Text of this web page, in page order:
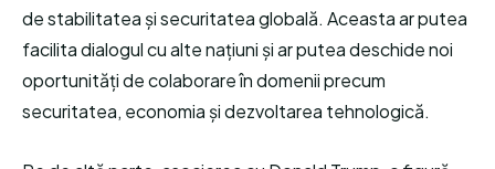
de stabilitatea și securitatea globală. Aceasta ar putea
facilita dialogul cu alte națiuni și ar putea deschide noi
oportunități de colaborare în domenii precum
securitatea, economia și dezvoltarea tehnologică.